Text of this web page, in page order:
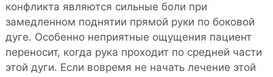
конфликта являются сильные боли при
замедленном поднятии прямой руки по боковой
дуге. Особенно неприятные ощущения пациент
переносит, когда рука проходит по средней части
этой дуги. Если вовремя не начать лечение этой